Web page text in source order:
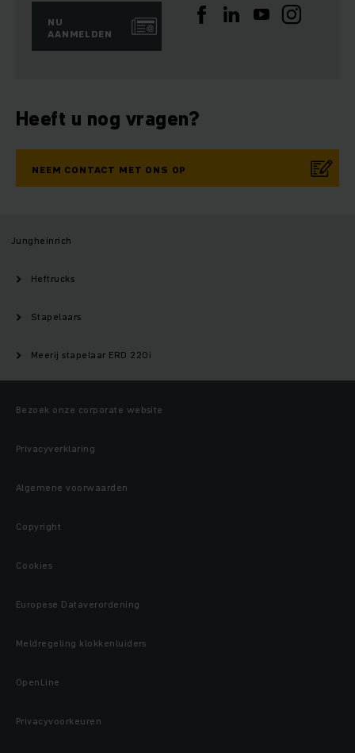
NU
AANMELDEN
Heeft u nog vragen?
NEEM CONTACT MET ONS OP
Jungheinrich
Heftrucks
Stapelaars
Meerij stapelaar ERD 220i
Bezoek onze corporate website
Privacyverklaring
Algemene voorwaarden
Copyright
Cookies
Europese Dataverordening
Meldregeling klokkenluiders
OpenLine
Privacyvoorkeuren